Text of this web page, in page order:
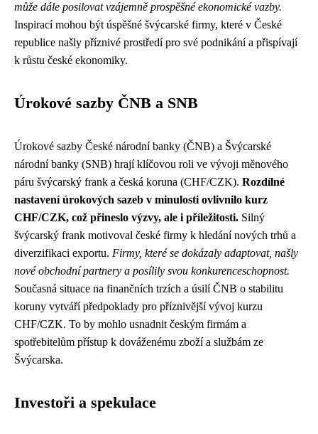
může dále posilovat vzájemně prospěšné ekonomické vazby.
Inspirací mohou být úspěšné švýcarské firmy, které v České
republice našly příznivé prostředí pro své podnikání a přispívají
k růstu české ekonomiky.
Úrokové sazby ČNB a SNB
Úrokové sazby České národní banky (ČNB) a Švýcarské
národní banky (SNB) hrají klíčovou roli ve vývoji měnového
páru švýcarský frank a česká koruna (CHF/CZK). Rozdílné
nastavení úrokových sazeb v minulosti ovlivnilo kurz
CHF/CZK, což přineslo výzvy, ale i příležitosti. Silný
švýcarský frank motivoval české firmy k hledání nových trhů a
diverzifikaci exportu. Firmy, které se dokázaly adaptovat, našly
nové obchodní partnery a posílily svou konkurenceschopnost.
Současná situace na finančních trzích a úsilí ČNB o stabilitu
koruny vytváří předpoklady pro příznivější vývoj kurzu
CHF/CZK. To by mohlo usnadnit českým firmám a
spotřebitelům přístup k dováženému zboží a službám ze
Švýcarska.
Investoři a spekulace